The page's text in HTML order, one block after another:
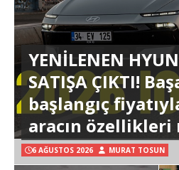
YENİLENEN
SATIŞA ÇIKTI!
başlangıç
aracın özellikleri
6 AĞUSTOS 2026 MURAT TOSUN